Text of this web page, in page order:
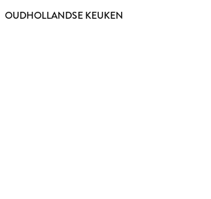
OUDHOLLANDSE KEUKEN